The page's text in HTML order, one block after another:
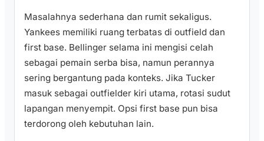
Masalahnya sederhana dan rumit sekaligus.
Yankees memiliki ruang terbatas di outfield dan
first base. Bellinger selama ini mengisi celah
sebagai pemain serba bisa, namun perannya
sering bergantung pada konteks. Jika Tucker
masuk sebagai outfielder kiri utama, rotasi sudut
lapangan menyempit. Opsi first base pun bisa
terdorong oleh kebutuhan lain.